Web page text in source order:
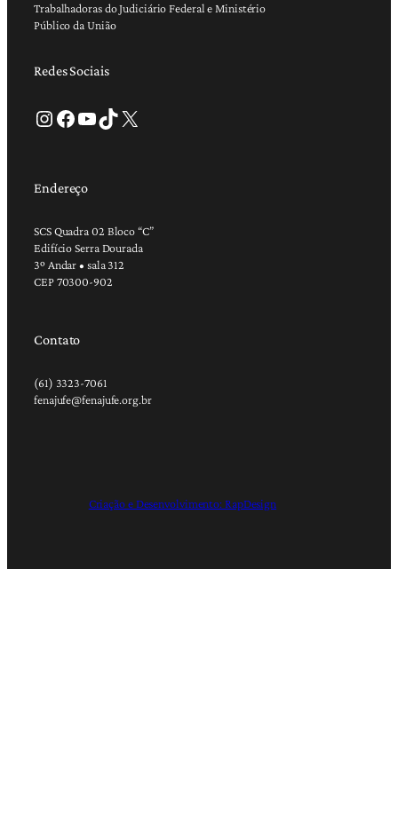
Trabalhadoras do Judiciário Federal e Ministério
Público da União
Redes Sociais
Instagram Facebook Youtube TikTok X
Endereço
SCS Quadra 02 Bloco “C”
Edifício Serra Dourada
3º Andar • sala 312
CEP 70300-902
Contato
(61) 3323-7061
fenajufe@fenajufe.org.br
Criação e Desenvolvimento: RapDesign